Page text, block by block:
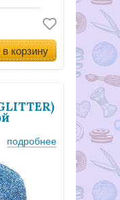
в корзину
подробнее